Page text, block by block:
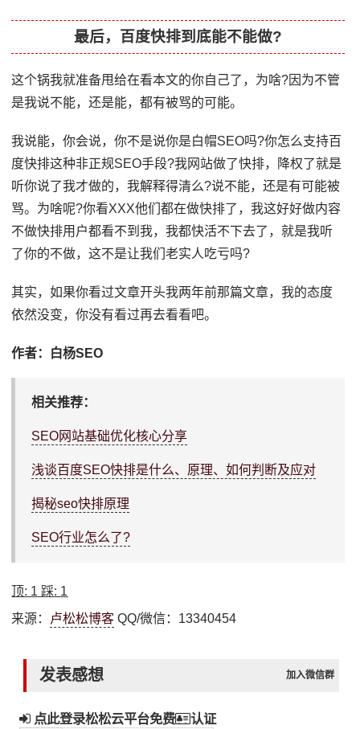
最后，百度快排到底能不能做?
这个锅我就准备甩给在看本文的你自己了，为啥?因为不管
是我说不能，还是能，都有被骂的可能。
我说能，你会说，你不是说你是白帽SEO吗?你怎么支持百
度快排这种非正规SEO手段?我网站做了快排，降权了就是
听你说了我才做的，我解释得清么?说不能，还是有可能被
骂。为啥呢?你看XXX他们都在做快排了，我这好好做内容
不做快排用户都看不到我，我都快活不下去了，就是我听
了你的不做，这不是让我们老实人吃亏吗?
其实，如果你看过文章开头我两年前那篇文章，我的态度
依然没变，你没有看过再去看看吧。
作者：白杨SEO
相关推荐：
SEO网站基础优化核心分享
浅谈百度SEO快排是什么、原理、如何判断及应对
揭秘seo快排原理
SEO行业怎么了?
顶: 1 踩: 1
来源： 卢松松博客 QQ/微信：13340454
发表感想 加入微信群
点此登录松松云平台免费 认证